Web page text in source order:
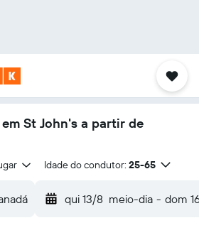
St John's a partir de
Idade do condutor: 25-65
qui 13/8 meio-dia - dom